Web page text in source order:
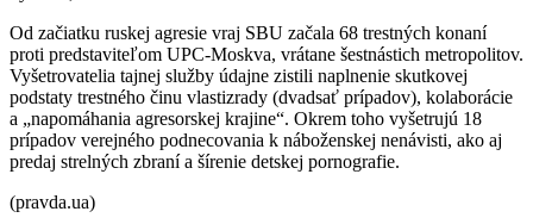
Od začiatku ruskej agresie vraj SBU začala 68 trestných konaní
proti predstaviteľom UPC-Moskva, vrátane šestnástich metropolitov.
Vyšetrovatelia tajnej služby údajne zistili naplnenie skutkovej
podstaty trestného činu vlastizrady (dvadsať prípadov), kolaborácie
a „napomáhania agresorskej krajine“. Okrem toho vyšetrujú 18
prípadov verejného podnecovania k náboženskej nenávisti, ako aj
predaj strelných zbraní a šírenie detskej pornografie.
(pravda.ua)